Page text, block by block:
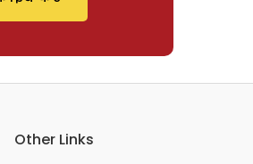
Other Links